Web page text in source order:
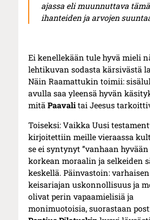
ajassa eli muunnuttava
ihanteiden ja arvojen
Ei kenellekään tule hyvä mieli
lehtikuvan sodasta kärsivästä
Näin Raamattukin toimii:
avulla saa yleensä hyvän
mitäPaavalitai Jeesus
Toiseksi: Vaikka Uusi
kirjoitettiin meille vieraassa
se ei syntynyt ”vanhaan hyvään
korkean moraalin ja selkeiden
keskellä. Päinvastoin: varhaisen
keisariajan uskonnollisuus ja
olivat perin vapaamielisiä ja
monimuotoisia, suorastaan